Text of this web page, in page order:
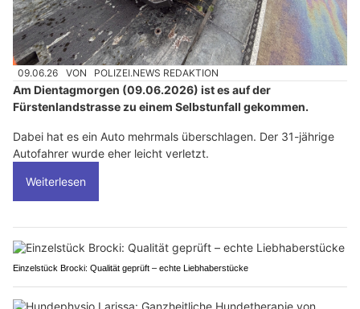
09.06.26 VON POLIZEI.NEWS REDAKTION
Am Dientagmorgen (09.06.2026) ist es auf der
Fürstenlandstrasse zu einem Selbstunfall gekommen.
Dabei hat es ein Auto mehrmals überschlagen. Der 31-jährige
Autofahrer wurde eher leicht verletzt.
Weiterlesen
Einzelstück Brocki: Qualität geprüft – echte Liebhaberstücke